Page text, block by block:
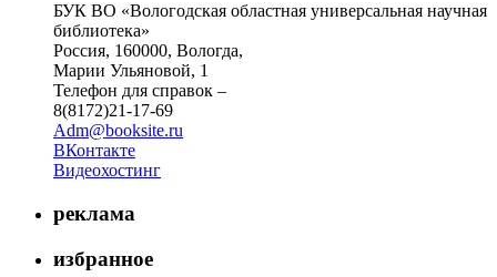
БУК ВО «Вологодская областная универсальная научная
библиотека»
Россия, 160000, Вологда,
Марии Ульяновой, 1
Телефон для справок –
8(8172)21-17-69
Adm@booksite.ru
ВКонтакте
Видеохостинг
реклама
избранное